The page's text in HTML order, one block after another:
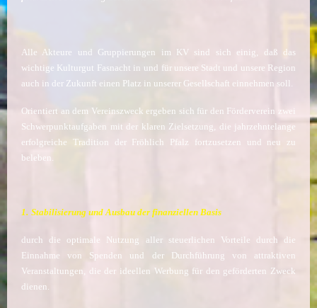
Alle Akteure und Gruppierungen im KV sind sich einig, daß das
wichtige Kulturgut Fasnacht in und für unsere Stadt und unsere Region
auch in der Zukunft einen Platz in unserer Gesellschaft einnehmen soll.
Orientiert an dem Vereinszweck ergeben sich für den Förderverein zwei
Schwerpunktaufgaben mit der klaren Zielsetzung, die jahrzehntelange
erfolgreiche Tradition der Fröhlich Pfalz fortzusetzen und neu zu
beleben.
1. Stabilisierung und Ausbau der finanziellen Basis
durch die optimale Nutzung aller steuerlichen Vorteile durch die
Einnahme von Spenden und der Durchführung von attraktiven
Veranstaltungen, die der ideellen Werbung für den geförderten Zweck
dienen.